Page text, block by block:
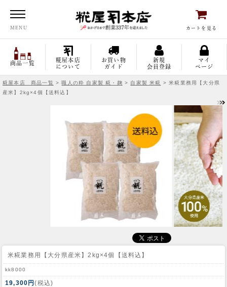
MENU カートを見る
商品一覧
糀屋本店
について
お買い物
ガイド
新規
会員登録
マイ
ページ
糀屋本店 商品一覧 >職人の粋 自家製 糀・麹 > 自家製 米糀 > 米糀業務用【大分県
産米】2kg×4個【送料込】
米糀業務用【大分県産米】2kg×4個【送料込】
kk8000
19,300円(税込)